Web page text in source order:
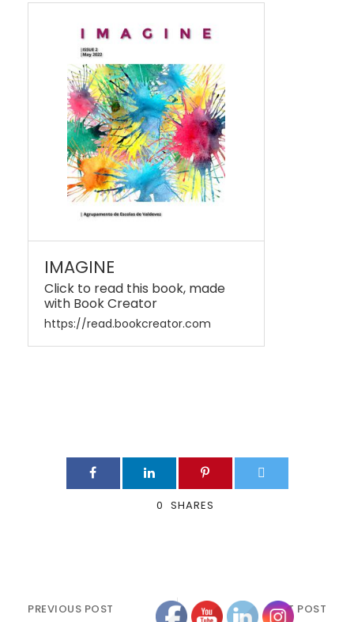
IMAGINE
Click to read this book, made
with Book Creator
https://read.bookcreator.com
0 SHARES
PREVIOUS POST NEXT POST